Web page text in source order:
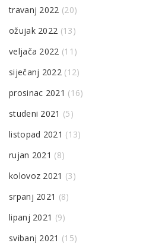
travanj 2022 (20)
ožujak 2022 (13)
veljača 2022 (11)
siječanj 2022(12)
prosinac 2021 (16)
studeni 2021 (5)
listopad 2021 (13)
rujan 2021 (8)
kolovoz 2021 (3)
srpanj 2021 (8)
lipanj 2021 (9)
svibanj 2021 (15)